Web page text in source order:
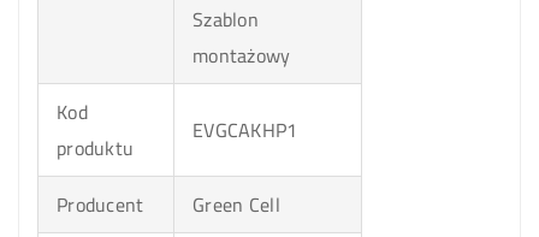
Szablon
montażowy
Kod
produktu
EVGCAKHP1
Producent
Green Cell